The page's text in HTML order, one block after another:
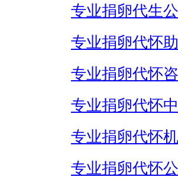
专业捐卵代生
专业捐卵代怀
专业捐卵代怀
专业捐卵代怀
专业捐卵代怀
专业捐卵代怀